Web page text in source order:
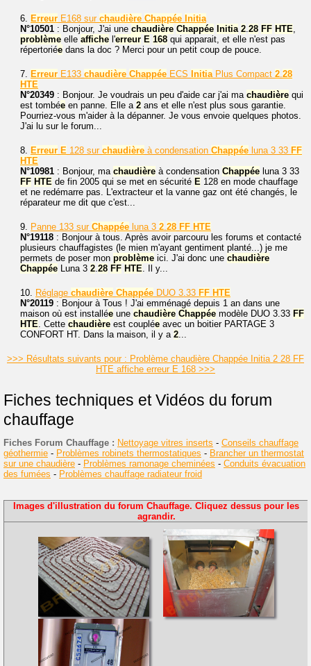
6. Erreur E168 sur chaudière Chappée Initia
N°10501 : Bonjour, J'ai une chaudière Chappée Initia 2.28 FF HTE,
problème elle affiche l'erreur E 168 qui apparait, et elle n'est pas
répertoriée dans la doc ? Merci pour un petit coup de pouce.
7. Erreur E133 chaudière Chappée ECS InitiaPlus Compact 2.28
HTE
N°20349 : Bonjour. Je voudrais un peu d'aide car j'ai ma chaudière qui
est tombée en panne. Elle a 2 ans et elle n'est plus sous garantie.
Pourriez-vous m'aider à la dépanner. Je vous envoie quelques photos.
J'ai lu sur le forum...
8. Erreur E 128 sur chaudière à condensation Chappée luna 3 33 FF
HTE
N°10981 : Bonjour, ma chaudière à condensation Chappée luna 3 33
FF HTE de fin 2005 qui se met en sécurité E 128 en mode chauffage
et ne redémarre pas. L'extracteur et la vanne gaz ont été changés, le
réparateur me dit que c'est...
9. Panne 133 sur Chappée luna 3 2.28 FF HTE
N°19118 : Bonjour à tous. Après avoir parcouru les forums et contacté
plusieurs chauffagistes (le mien m'ayant gentiment planté...) je me
permets de poser mon problème ici. J'ai donc une chaudière
Chappée Luna 3 2.28 FF HTE. Il y...
10. Réglage chaudière Chappée DUO 3.33 FF HTE
N°20119 : Bonjour à Tous ! J'ai emménagé depuis 1 an dans une
maison où est installée une chaudière Chappée modèle DUO 3.33 FF
HTE. Cette chaudière est couplée avec un boitier PARTAGE 3
CONFORT HT. Dans la maison, il y a 2...
>>> Résultats suivants pour : Problème chaudière Chappée Initia 2 28 FF
HTE affiche erreur E 168 >>>
Fiches techniques et Vidéos du forum
chauffage
Fiches Forum Chauffage : Nettoyage vitres inserts - Conseils chauffage
géothermie - Problèmes robinets thermostatiques - Brancher un thermostat
sur une chaudière - Problèmes ramonage cheminées - Conduits évacuation
des fumées - Problèmes chauffage radiateur froid
Images d'illustration du forum Chauffage. Cliquez dessus pour les
agrandir.